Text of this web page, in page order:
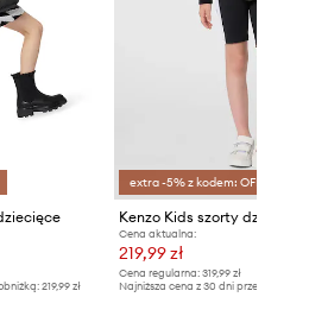
219,99 zł
extra -5% z kodem: OFF*
Kenzo Kids szorty dziecięce
Cena aktualna:
219,99 zł
Cena regularna: 319,99 zł
Najniższa cena z 30 dni przed obniżką: